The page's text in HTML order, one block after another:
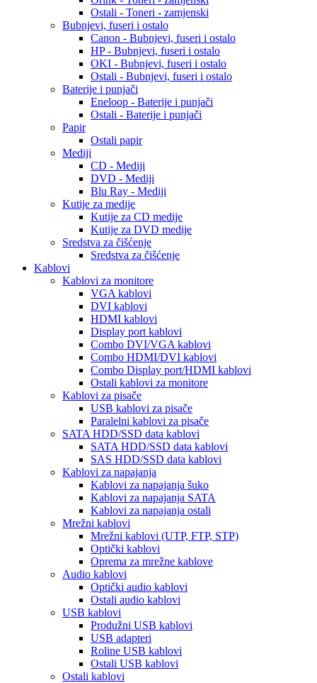
Ostali - Toneri - zamjenski
Bubnjevi, fuseri i ostalo
Canon - Bubnjevi, fuseri i ostalo
HP - Bubnjevi, fuseri i ostalo
OKI - Bubnjevi, fuseri i ostalo
Ostali - Bubnjevi, fuseri i ostalo
Baterije i punjači
Eneloop - Baterije i punjači
Ostali - Baterije i punjači
Papir
Ostali papir
Mediji
CD - Mediji
DVD - Mediji
Blu Ray - Mediji
Kutije za medije
Kutije za CD medije
Kutije za DVD medije
Sredstva za čišćenje
Sredstva za čišćenje
Kablovi
Kablovi za monitore
VGA kablovi
DVI kablovi
HDMI kablovi
Display port kablovi
Combo DVI/VGA kablovi
Combo HDMI/DVI kablovi
Combo Display port/HDMI kablovi
Ostali kablovi za monitore
Kablovi za pisače
USB kablovi za pisače
Paralelni kablovi za pisače
SATA HDD/SSD data kablovi
SATA HDD/SSD data kablovi
SAS HDD/SSD data kablovi
Kablovi za napajanja
Kablovi za napajanja šuko
Kablovi za napajanja SATA
Kablovi za napajanja ostali
Mrežni kablovi
Mrežni kablovi (UTP, FTP, STP)
Optički kablovi
Oprema za mrežne kablove
Audio kablovi
Optički audio kablovi
Ostali audio kablovi
USB kablovi
Produžni USB kablovi
USB adapteri
Roline USB kablovi
Ostali USB kablovi
Ostali kablovi